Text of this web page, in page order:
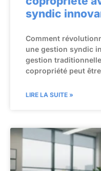
syndic
Comment
une gestion syndic
gestion
copropriété peut
LIRE LA SUITE »